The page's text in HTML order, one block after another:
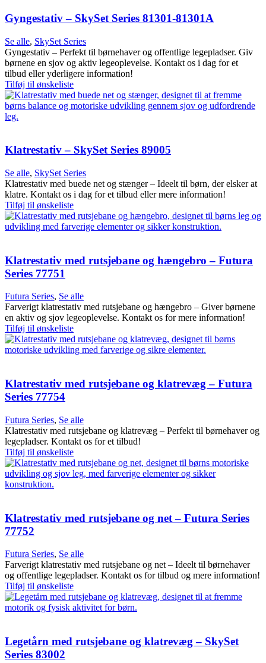
Gyngestativ – SkySet Series 81301-81301A
Se alle, SkySet Series
Gyngestativ – Perfekt til børnehaver og offentlige legepladser. Giv
børnene en sjov og aktiv legeoplevelse. Kontakt os i dag for et
tilbud eller yderligere information!
Tilføj til ønskeliste
Klatrestativ – SkySet Series 89005
Se alle, SkySet Series
Klatrestativ med buede net og stænger – Ideelt til børn, der elsker at
klatre. Kontakt os i dag for et tilbud eller mere information!
Tilføj til ønskeliste
Klatrestativ med rutsjebane og hængebro – Futura
Series 77751
Futura Series, Se alle
Farverigt klatrestativ med rutsjebane og hængebro – Giver børnene
en aktiv og sjov legeoplevelse. Kontakt os for mere information!
Tilføj til ønskeliste
Klatrestativ med rutsjebane og klatrevæg – Futura
Series 77754
Futura Series, Se alle
Klatrestativ med rutsjebane og klatrevæg – Perfekt til børnehaver og
legepladser. Kontakt os for et tilbud!
Tilføj til ønskeliste
Klatrestativ med rutsjebane og net – Futura Series
77752
Futura Series, Se alle
Farverigt klatrestativ med rutsjebane og net – Ideelt til børnehaver
og offentlige legepladser. Kontakt os for tilbud og mere information!
Tilføj til ønskeliste
Legetårn med rutsjebane og klatrevæg – SkySet
Series 83002